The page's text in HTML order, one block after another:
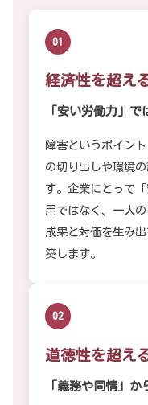
01
経済性を超え
「安い労働力」で
障害というポイン
の切り出しや環境
す。企業にとって
用ではなく、一人
成果と対価を生み
築します。
02
道徳性を超え
「義務や同情」か